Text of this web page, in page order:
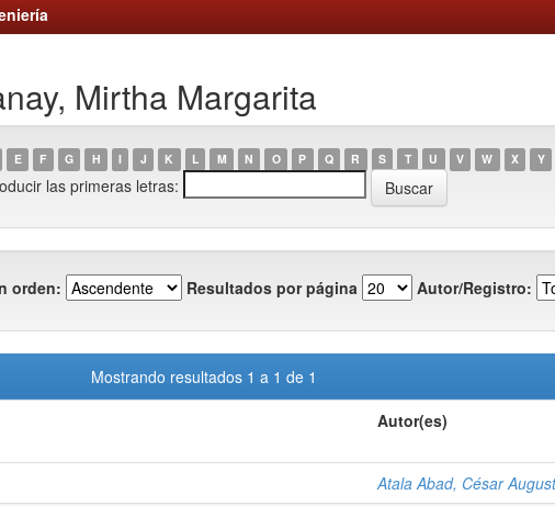
Mirtha Margarita
E F G H I J K L M N O P Q R S T U V W X Y
las primeras letras:
orden: Resultados por página Autor/Registro:
Mostrando resultados 1 a 1 de 1
Autor(es)
Atala Abad, César